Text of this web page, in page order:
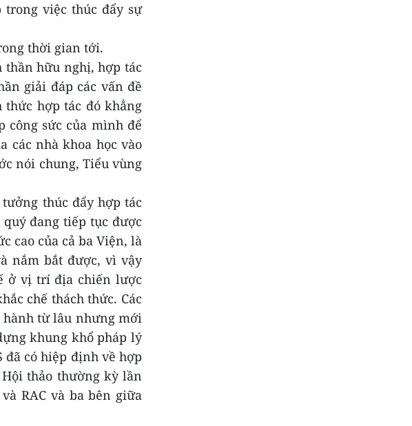
việc thúc đẩy sự
thời gian tới.
hữu nghị, hợp tác
giải đáp các vấn đề
hợp tác đó khẳng
công sức của mình để
các nhà khoa học vào
nói chung, Tiểu vùng
thúc đẩy hợp tác
đang tiếp tục được
cao của cả ba Viện, là
nắm bắt được, vì vậy
ở vị trí địa chiến lược
chế thách thức. Các
hành từ lâu nhưng mới
khung khổ pháp lý
đã có hiệp định về hợp
thảo thường kỳ lần
RAC và ba bên giữa